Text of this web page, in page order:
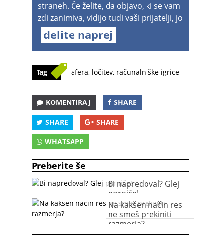
straneh. Če želite, da objavo, ki se vam
zdi zanimiva, vidijo tudi vaši prijatelji, jo
delite naprej
Tag afera, ločitev, računalniške igrice
KOMENTIRAJ SHARE
SHARE SHARE
WHATSAPP
Preberite še
Bi napredoval? Glej
porniče!
Na kakšen način res
ne smeš prekiniti
razmerja?